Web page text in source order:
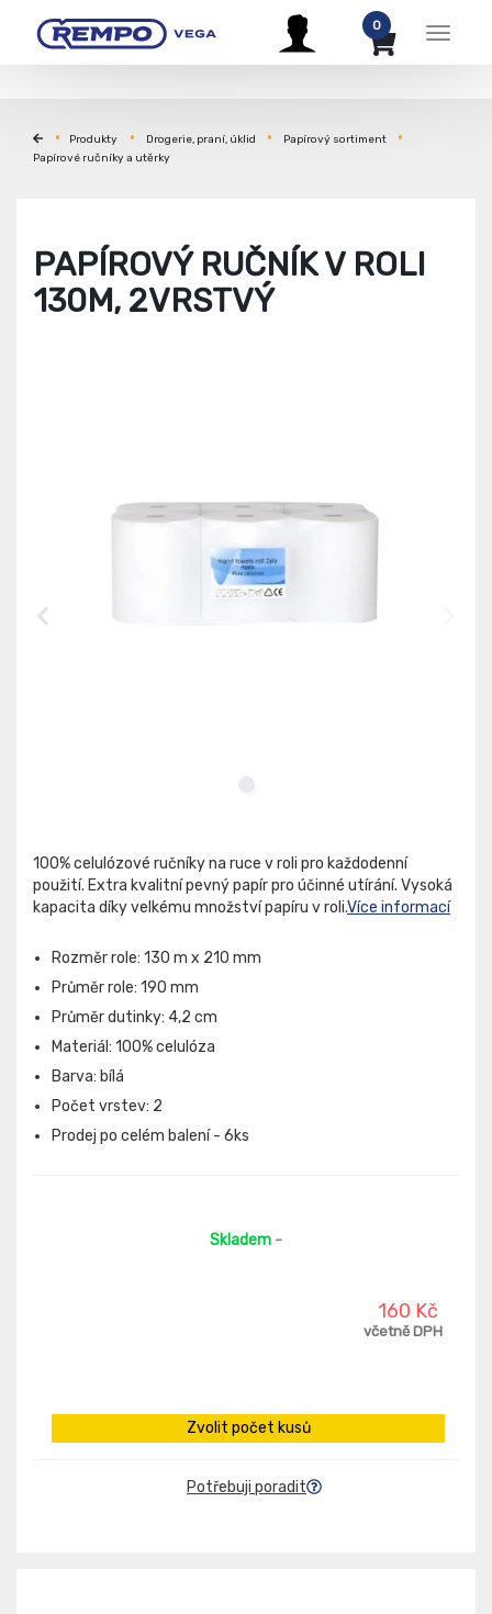
Menu
0
Produkty Drogerie, praní, úklid
Papírový sortiment
Papírové ručníky a utěrky
PAPÍROVÝ RUČNÍK V ROLI
130M, 2VRSTVÝ
100% celulózové ručníky na ruce v roli pro každodenní
použití. Extra kvalitní pevný papír pro účinné utírání. Vysoká
kapacita díky velkému množství papíru v roli.Více informací
Rozměr role: 130 m x 210 mm
Průměr role: 190 mm
Průměr dutinky: 4,2 cm
Materiál: 100% celulóza
Barva: bílá
Počet vrstev: 2
Prodej po celém balení - 6ks
Skladem -
160 Kč
včetně DPH
Zvolit počet kusů
Potřebuji poradit